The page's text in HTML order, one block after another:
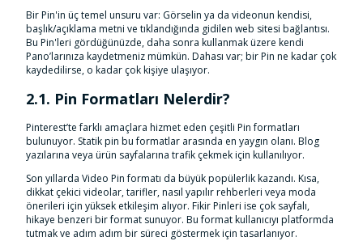
Bir Pin'in üç temel unsuru var: Görselin ya da videonun kendisi,
başlık/açıklama metni ve tıklandığında gidilen web sitesi bağlantısı.
Bu Pin'leri gördüğünüzde, daha sonra kullanmak üzere kendi
Pano’larınıza kaydetmeniz mümkün. Dahası var; bir Pin ne kadar çok
kaydedilirse, o kadar çok kişiye ulaşıyor.
2.1. Pin Formatları Nelerdir?
Pinterest’te farklı amaçlara hizmet eden çeşitli Pin formatları
bulunuyor. Statik pin bu formatlar arasında en yaygın olanı. Blog
yazılarına veya ürün sayfalarına trafik çekmek için kullanılıyor.
Son yıllarda Video Pin formatı da büyük popülerlik kazandı. Kısa,
dikkat çekici videolar, tarifler, nasıl yapılır rehberleri veya moda
önerileri için yüksek etkileşim alıyor. Fikir Pinleri ise çok sayfalı,
hikaye benzeri bir format sunuyor. Bu format kullanıcıyı platformda
tutmak ve adım adım bir süreci göstermek için tasarlanıyor.